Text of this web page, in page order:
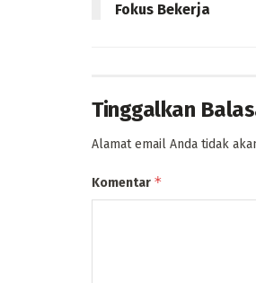
Fokus Bekerja
Tinggalkan
Alamat email Anda tidak
Komentar *